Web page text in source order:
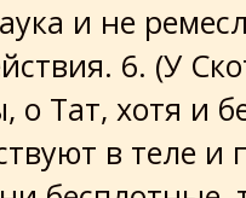
и не
6. (У
о Тат, хотя и
в теле и